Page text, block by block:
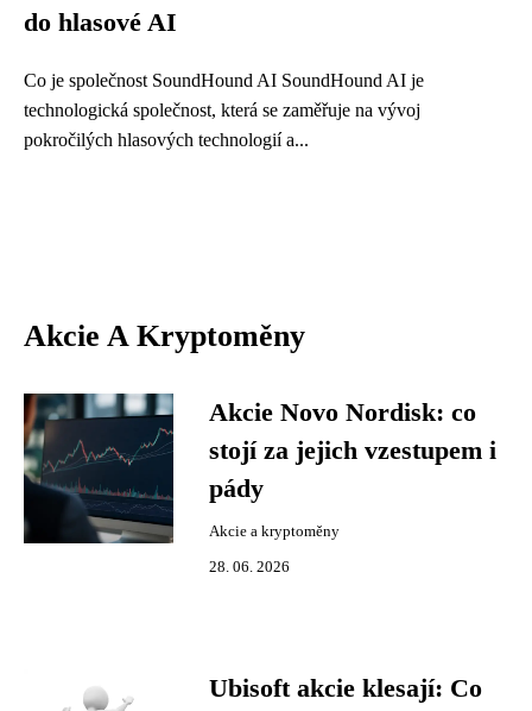
do hlasové AI
Co je společnost SoundHound AI SoundHound AI je
technologická společnost, která se zaměřuje na vývoj
pokročilých hlasových technologií a...
Akcie A Kryptoměny
Akcie Novo Nordisk: co
stojí za jejich vzestupem i
pády
Akcie a kryptoměny
28. 06. 2026
Ubisoft akcie klesají: Co